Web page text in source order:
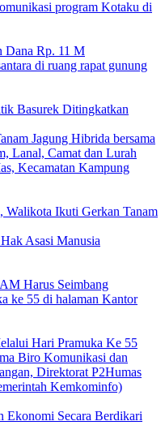
Dana Rp. 11 M
Basurek Ditingkatkan
Walikota Ikuti Gerkan Tanam
Harus Seimbang
Hari Pramuka Ke 55
Ekonomi Secara Berdikari